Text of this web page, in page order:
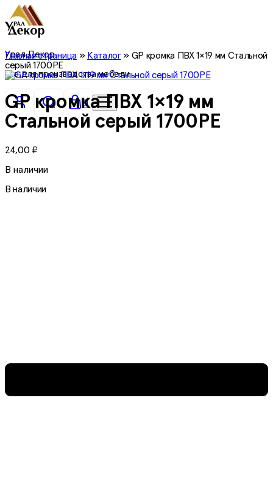
Урал Декор
все для производства мебели
0
Главная страница» Каталог» GP кромка ПВХ 1×19 мм Стальной
серый 1700PE
GP кромка ПВХ 1×19 мм
Стальной серый 1700PE
24,00 ₽
В наличии
В наличии